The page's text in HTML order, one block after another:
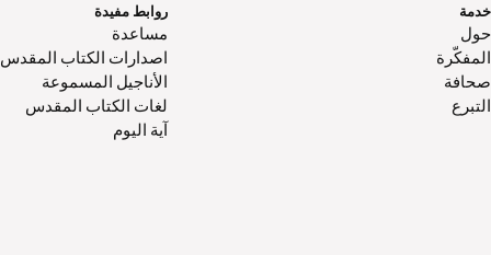
خدمة
حول‌
المفكّرة
صحافة
التبرع
روابط مفيدة
مساعدة
اصدارات الكتاب المقدس
الأناجيل المسموعة
لغات الكتاب المقدس
آية اليوم